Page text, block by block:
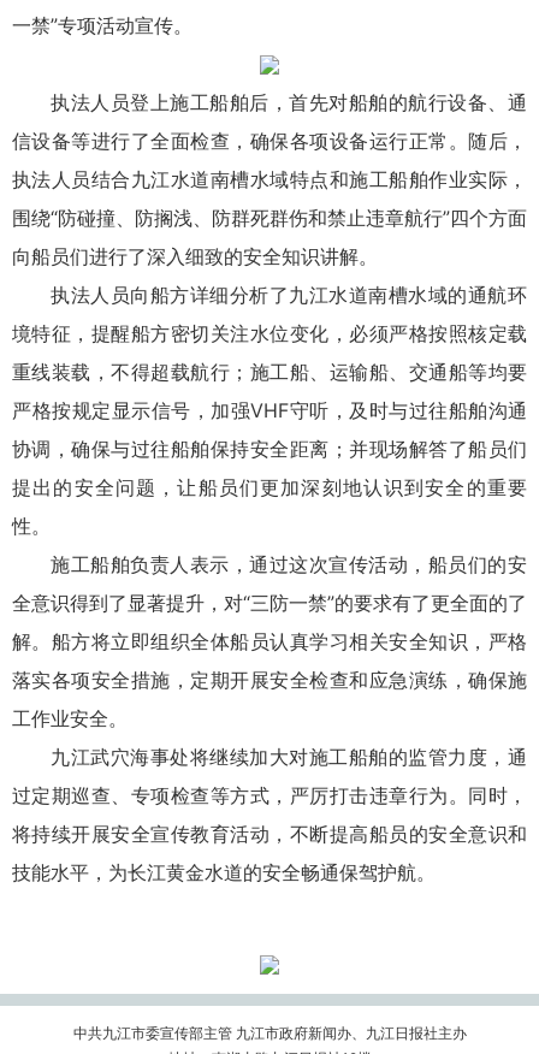
一禁”专项活动宣传。
执法人员登上施工船舶后，首先对船舶的航行设备、通
信设备等进行了全面检查，确保各项设备运行正常。随后，
执法人员结合九江水道南槽水域特点和施工船舶作业实际，
围绕“防碰撞、防搁浅、防群死群伤和禁止违章航行”四个方面
向船员们进行了深入细致的安全知识讲解。
执法人员向船方详细分析了九江水道南槽水域的通航环
境特征，提醒船方密切关注水位变化，必须严格按照核定载
重线装载，不得超载航行；施工船、运输船、交通船等均要
严格按规定显示信号，加强VHF守听，及时与过往船舶沟通
协调，确保与过往船舶保持安全距离；并现场解答了船员们
提出的安全问题，让船员们更加深刻地认识到安全的重要
性。
施工船舶负责人表示，通过这次宣传活动，船员们的安
全意识得到了显著提升，对“三防一禁”的要求有了更全面的了
解。船方将立即组织全体船员认真学习相关安全知识，严格
落实各项安全措施，定期开展安全检查和应急演练，确保施
工作业安全。
九江武穴海事处将继续加大对施工船舶的监管力度，通
过定期巡查、专项检查等方式，严厉打击违章行为。同时，
将持续开展安全宣传教育活动，不断提高船员的安全意识和
技能水平，为长江黄金水道的安全畅通保驾护航。
中共九江市委宣传部主管 九江市政府新闻办、九江日报社主办